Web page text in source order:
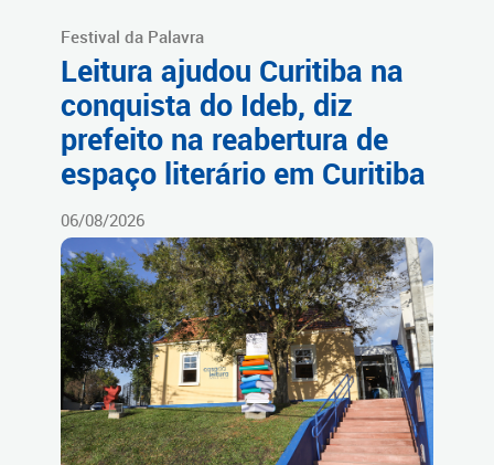
Festival da Palavra
Leitura ajudou Curitiba na
conquista do Ideb, diz
prefeito na reabertura de
espaço literário em Curitiba
06/08/2026